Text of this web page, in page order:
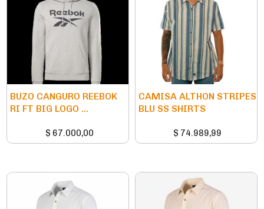
BUZO CANGURO REEBOK
RI FT BIG LOGO ...
$ 67.000,00
CAMISA ALTHON STRIPES
BLU SS SHIRTS
$ 74.989,99